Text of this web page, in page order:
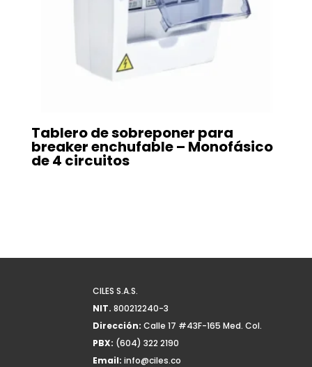
Tablero de sobreponer para
breaker enchufable – Monofásico
de 4 circuitos
CILES S.A.S.
NIT. 800212240-3
Dirección: Calle 17 #43F-165 Med. Col.
PBX: (604) 322 2190
Email: info@ciles.co